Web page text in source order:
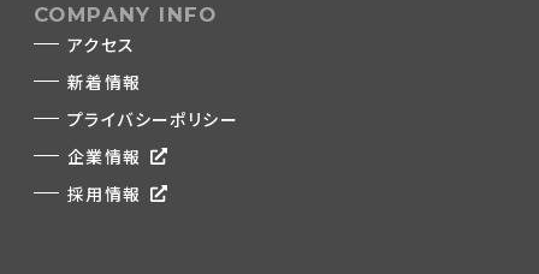
COMPANY INFO
アクセス
新着情報
プライバシーポリシー
企業情報
採用情報